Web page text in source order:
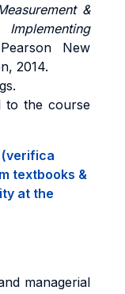
&
New
2014.
to the course
(verifica
textbooks &
at the
managerial